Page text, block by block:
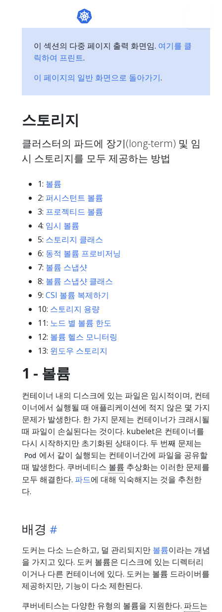
이 섹션의 다중 페이지 출력 화면임. 여기를 클
릭하여 프린트.
이 페이지의 일반 화면으로 돌아가기.
스토리지
클러스터의 파드에 장기(long-term) 및 임
시 스토리지를 모두 제공하는 방법
1: 볼륨
2: 퍼시스턴트 볼륨
3: 프로젝티드 볼륨
4: 임시 볼륨
5: 스토리지 클래스
6: 동적 볼륨 프로비저닝
7: 볼륨 스냅샷
8: 볼륨 스냅샷 클래스
9: CSI 볼륨 복제하기
10: 스토리지 용량
11: 노드 별 볼륨 한도
12: 볼륨 헬스 모니터링
13: 윈도우 스토리지
1 - 볼륨
컨테이너 내의 디스크에 있는 파일은 임시적이며, 컨테
이너에서 실행될 때 애플리케이션에 적지 않은 몇 가지
문제가 발생한다. 한 가지 문제는 컨테이너가 크래시될
때 파일이 손실된다는 것이다. kubelet은 컨테이너를
다시 시작하지만 초기화된 상태이다. 두 번째 문제는
Pod 에서 같이 실행되는 컨테이너간에 파일을 공유할
때 발생한다. 쿠버네티스 볼륨 추상화는 이러한 문제를
모두 해결한다. 파드에 대해 익숙해지는 것을 추천한
다.
배경
도커는 다소 느슨하고, 덜 관리되지만 볼륨이라는 개념
을 가지고 있다. 도커 볼륨은 디스크에 있는 디렉터리
이거나 다른 컨테이너에 있다. 도커는 볼륨 드라이버를
제공하지만, 기능이 다소 제한된다.
쿠버네티스는 다양한 유형의 볼륨을 지원한다. 파드는